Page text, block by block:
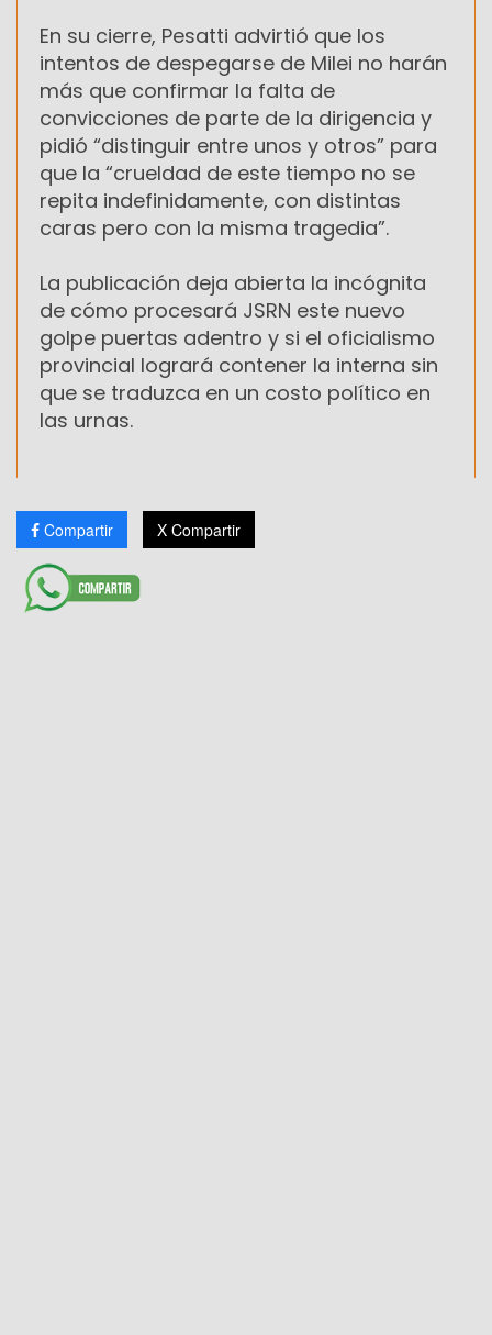
En su cierre, Pesatti advirtió que los
intentos de despegarse de Milei no harán
más que confirmar la falta de
convicciones de parte de la dirigencia y
pidió “distinguir entre unos y otros” para
que la “crueldad de este tiempo no se
repita indefinidamente, con distintas
caras pero con la misma tragedia”.
La publicación deja abierta la incógnita
de cómo procesará JSRN este nuevo
golpe puertas adentro y si el oficialismo
provincial logrará contener la interna sin
que se traduzca en un costo político en
las urnas.
Compartir X Compartir